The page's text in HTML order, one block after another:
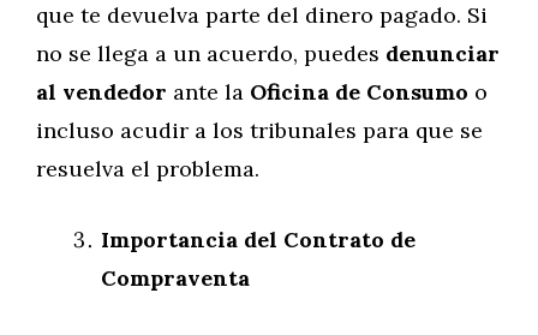
que te devuelva parte del dinero pagado. Si
no se llega a un acuerdo, puedes denunciar
al vendedor ante la Oficina de Consumo o
incluso acudir a los tribunales para que se
resuelva el problema.
Importancia del Contrato de
Compraventa